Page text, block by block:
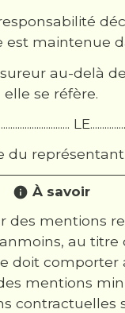
est maintenue
au-delà
elle se réfère.
du
info À savoir
mentions
au
doit
mentions
contractuelles